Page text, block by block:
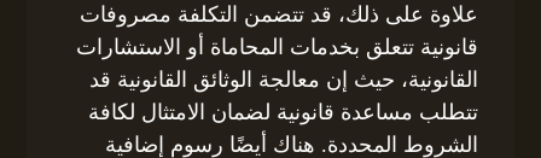
علاوة على ذلك، قد تتضمن التكلفة مصروفات
قانونية تتعلق بخدمات المحاماة أو الاستشارات
القانونية، حيث إن معالجة الوثائق القانونية قد
تتطلب مساعدة قانونية لضمان الامتثال لكافة
الشروط المحددة. هناك أيضًا رسوم إضافية